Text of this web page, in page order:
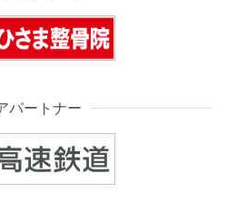
パートナー